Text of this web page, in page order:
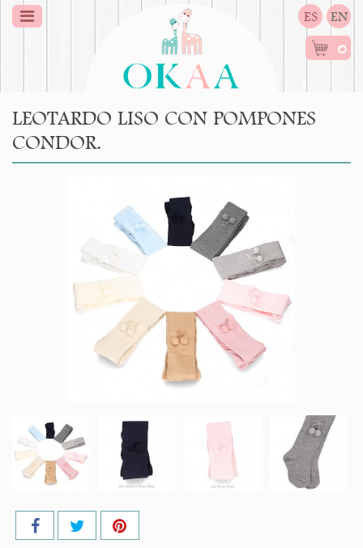
ES EN
0
LEOTARDO LISO CON POMPONES
CONDOR.